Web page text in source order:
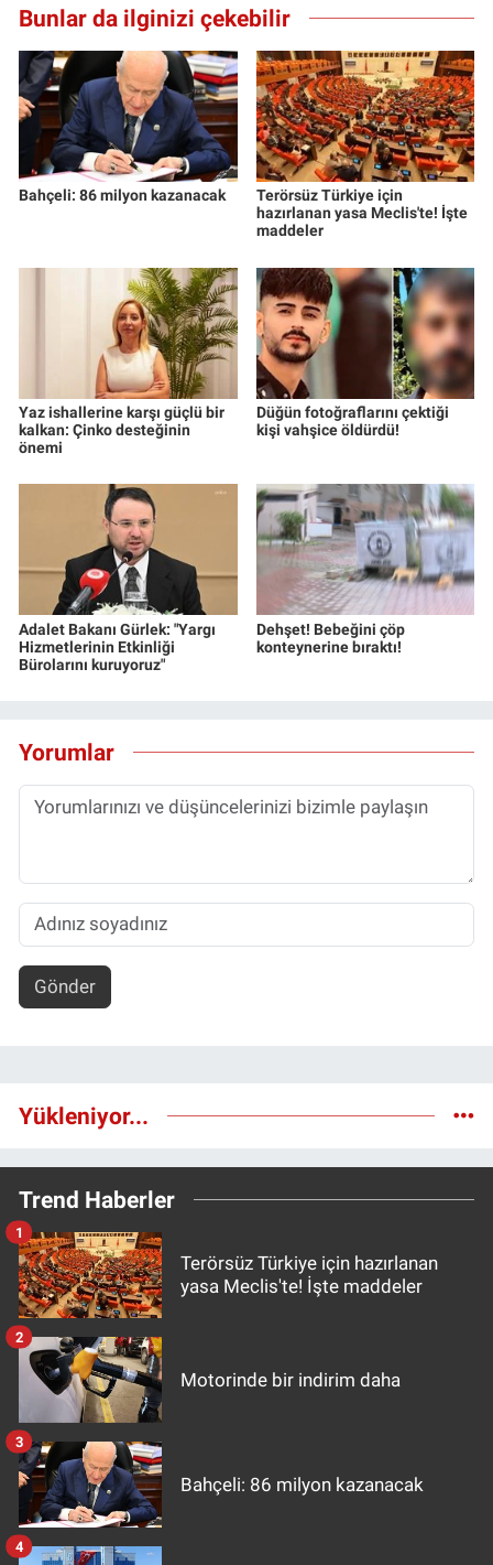
Bunlar da ilginizi çekebilir
Bahçeli: 86 milyon kazanacak
Terörsüz Türkiye için
hazırlanan yasa Meclis'te! İşte
maddeler
Yaz ishallerine karşı güçlü bir
kalkan: Çinko desteğinin
önemi
Düğün fotoğraflarını çektiği
kişi vahşice öldürdü!
Adalet Bakanı Gürlek: "Yargı
Hizmetlerinin Etkinliği
Bürolarını kuruyoruz"
Dehşet! Bebeğini çöp
konteynerine bıraktı!
Yorumlar
Gönder
Yükleniyor...
Trend Haberler
Terörsüz Türkiye için hazırlanan
yasa Meclis'te! İşte maddeler
1
Motorinde bir indirim daha
2
Bahçeli: 86 milyon kazanacak
3
4